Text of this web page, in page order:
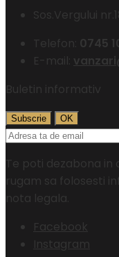
Sos.Vergului
Telefon: 0745
E-mail:
Buletin informativ
Te poti dezabona
rugam sa folosesti
nota legala.
Facebook
Instagram